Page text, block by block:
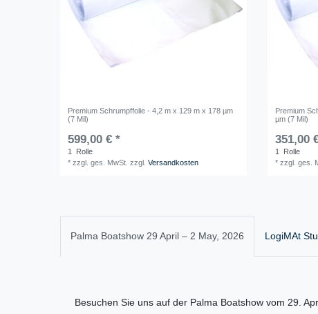
Premium Schrumpffolie - 4,2 m x 129 m x 178 µm
(7 Mil)
599,00 € *
1
Rolle
*zzgl. ges. MwSt. zzgl.Versandkosten
Premium
µm (7 Mil)
351,00
1
Rolle
*zzgl. ges.
Palma Boatshow 29 April – 2 May, 2026 LogiMAt
Besuchen Sie uns auf der Palma Boatshow vom 29.